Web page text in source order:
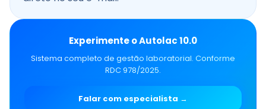
Experimente o Autolac 10.0
Sistema completo de gestão laboratorial. Conforme
RDC 978/2025.
Falar com especialista →